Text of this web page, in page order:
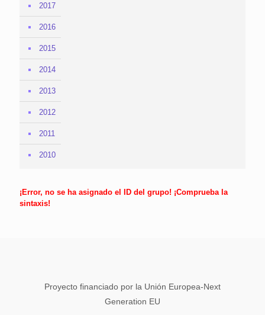
2017
2016
2015
2014
2013
2012
2011
2010
¡Error, no se ha asignado el ID del grupo! ¡Comprueba la
sintaxis!
Proyecto financiado por la Unión Europea-Next
Generation EU